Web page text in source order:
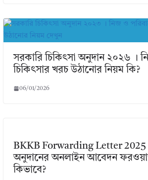
সরকারি চিকিৎসা অনুদান ২০২৬ ।
চিকিৎসার খরচ উঠানোর নিয়ম কি?
06/01/2026
BKKB Forwarding Letter 2025
অনুদানের অনলাইন আবেদন
কিভাবে?